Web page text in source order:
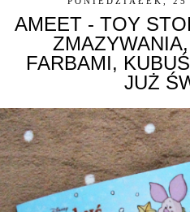
AMEET - TOY
FARBAMI,
JUŻ